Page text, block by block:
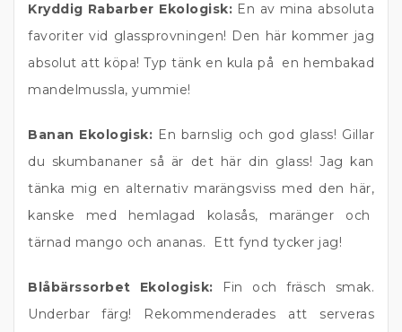
Kryddig Rabarber Ekologisk: En av mina absoluta
favoriter vid glassprovningen! Den här kommer jag
absolut att köpa! Typ tänk en kula på en hembakad
mandelmussla, yummie!
Banan Ekologisk: En barnslig och god glass! Gillar
du skumbananer så är det här din glass! Jag kan
tänka mig en alternativ marängsviss med den här,
kanske med hemlagad kolasås, maränger och
tärnad mango och ananas. Ett fynd tycker jag!
Blåbärssorbet Ekologisk: Fin och fräsch smak.
Underbar färg! Rekommenderades att serveras